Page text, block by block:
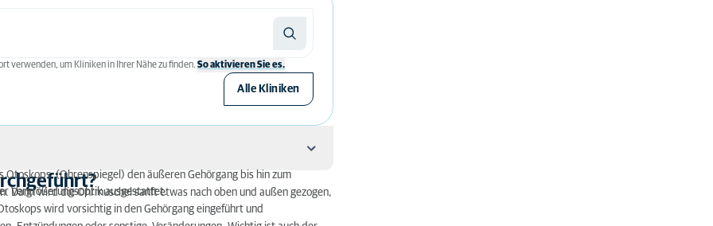
verwenden, um Kliniken in Ihrer Nähe zu finden. So aktivieren Sie es.
Alle Kliniken
(Ohrenspiegel) den äußeren Gehörgang bis hin zum
Vergrößerungsoptik ausgestattet.
Dann wird die Ohrmuschel sanft etwas nach oben und außen gezogen,
wird vorsichtig in den Gehörgang eingeführt und